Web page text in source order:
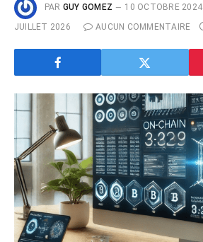
PAR GUY GOMEZ 10 OCTOBRE 2024
JUILLET 2026
AUCUN COMMENTAIRE